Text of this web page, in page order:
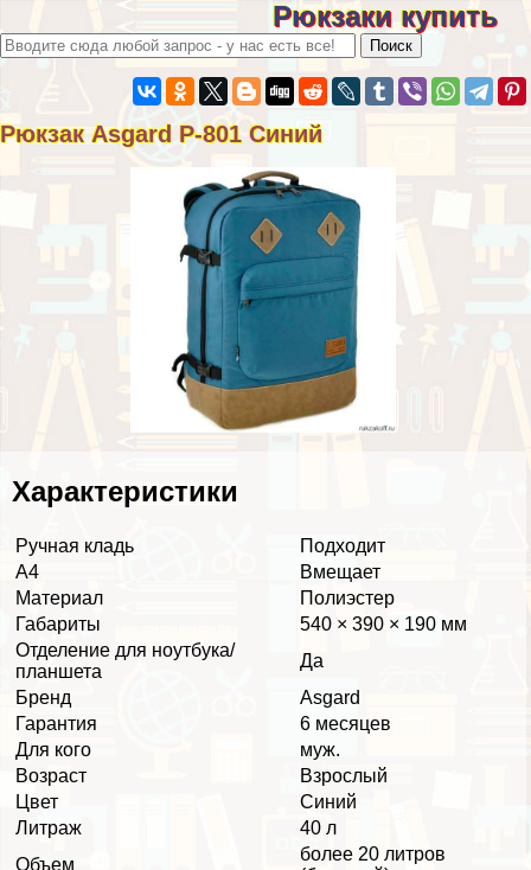
Рюкзаки купить
Рюкзак Asgard Р-801 Синий
Хаpaктеристики
Ручная кладь
Подходит
А4
Вмещает
Материал
Полиэстер
Габариты
540 × 390 × 190 мм
Отделение для ноутбука/
планшета
Да
Бренд
Asgard
Гарантия
6 месяцев
Для кого
муж.
Возраст
Взрослый
Цвет
Синий
Литраж
40 л
Объем
более 20 литров